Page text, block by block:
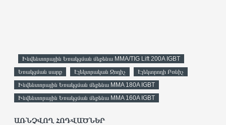
Ինվենտորային Եռակցման մեքենա MMA/TIG Lift 200A IGBT
Եռակցման սարք
Էլեկտրական Զոդիչ
Էլեկտրոդի Բռնիչ
Ինվենտորային Եռակցման մեքենա MMA 180A IGBT
Ինվենտորային Եռակցման մեքենա MMA 160A IGBT
ԱՌՆՉՎՈՂ ՀՈԴՎԱԾՆԵՐ